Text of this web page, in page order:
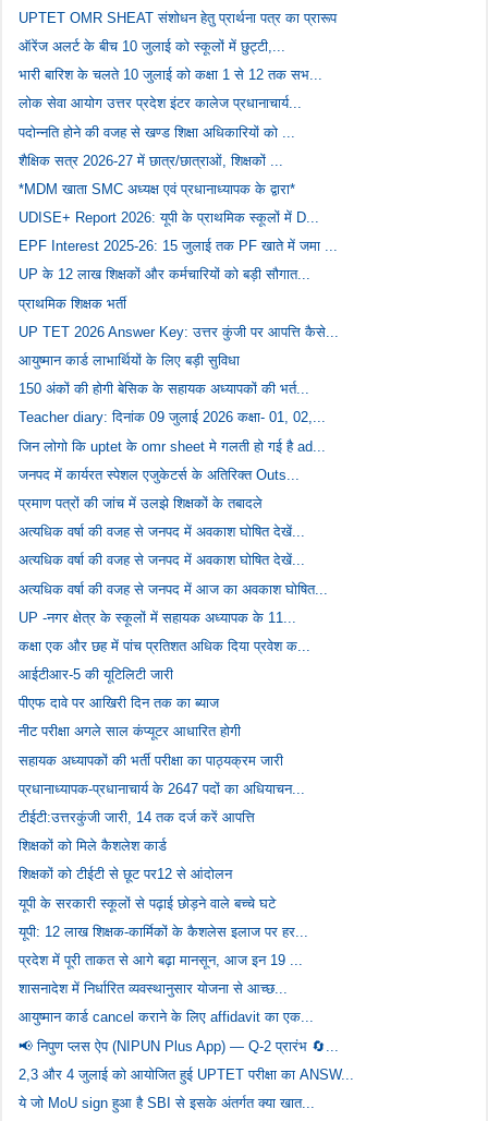
UPTET OMR SHEAT संशोधन हेतु प्रार्थना पत्र का प्रारूप
ऑरेंज अलर्ट के बीच 10 जुलाई को स्कूलों में छुट्टी,...
भारी बारिश के चलते 10 जुलाई को कक्षा 1 से 12 तक सभ...
लोक सेवा आयोग उत्तर प्रदेश इंटर कालेज प्रधानाचार्य...
पदोन्नति होने की वजह से खण्ड शिक्षा अधिकारियों को ...
शैक्षिक सत्र 2026-27 में छात्र/छात्राओं, शिक्षकों ...
*MDM खाता SMC अध्यक्ष एवं प्रधानाध्यापक के द्वारा*
UDISE+ Report 2026: यूपी के प्राथमिक स्कूलों में D...
EPF Interest 2025-26: 15 जुलाई तक PF खाते में जमा ...
UP के 12 लाख शिक्षकों और कर्मचारियों को बड़ी सौगात...
प्राथमिक शिक्षक भर्ती
UP TET 2026 Answer Key: उत्तर कुंजी पर आपत्ति कैसे...
आयुष्मान कार्ड लाभार्थियों के लिए बड़ी सुविधा
150 अंकों की होगी बेसिक के सहायक अध्यापकों की भर्त...
Teacher diary: दिनांक 09 जुलाई 2026 कक्षा- 01, 02,...
जिन लोगो कि uptet के omr sheet मे गलती हो गई है ad...
जनपद में कार्यरत स्पेशल एजुकेटर्स के अतिरिक्त Outs...
प्रमाण पत्रों की जांच में उलझे शिक्षकों के तबादले
अत्यधिक वर्षा की वजह से जनपद में अवकाश घोषित देखें...
अत्यधिक वर्षा की वजह से जनपद में अवकाश घोषित देखें...
अत्यधिक वर्षा की वजह से जनपद में आज का अवकाश घोषित...
UP -नगर क्षेत्र के स्कूलों में सहायक अध्यापक के 11...
कक्षा एक और छह में पांच प्रतिशत अधिक दिया प्रवेश क...
आईटीआर-5 की यूटिलिटी जारी
पीएफ दावे पर आखिरी दिन तक का ब्याज
नीट परीक्षा अगले साल कंप्यूटर आधारित होगी
सहायक अध्यापकों की भर्ती परीक्षा का पाठ्यक्रम जारी
प्रधानाध्यापक-प्रधानाचार्य के 2647 पदों का अधियाचन...
टीईटी:उत्तरकुंजी जारी, 14 तक दर्ज करें आपत्ति
शिक्षकों को मिले कैशलेश कार्ड
शिक्षकों को टीईटी से छूट पर12 से आंदोलन
यूपी के सरकारी स्कूलों से पढ़ाई छोड़ने वाले बच्चे घटे
यूपी: 12 लाख शिक्षक-कार्मिकों के कैशलेस इलाज पर हर...
प्रदेश में पूरी ताकत से आगे बढ़ा मानसून, आज इन 19 ...
शासनादेश में निर्धारित व्यवस्थानुसार योजना से आच्छ...
आयुष्मान कार्ड cancel कराने के लिए affidavit का एक...
📢 निपुण प्लस ऐप (NIPUN Plus App) — Q-2 प्रारंभ 🔄...
2,3 और 4 जुलाई को आयोजित हुई UPTET परीक्षा का ANSW...
ये जो MoU sign हुआ है SBI से इसके अंतर्गत क्या खात...